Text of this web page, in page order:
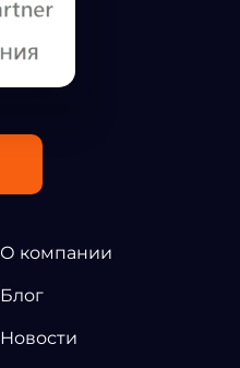
О компании
Блог
Новости